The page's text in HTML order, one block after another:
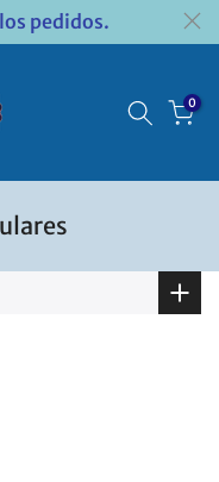
pedidos.
0